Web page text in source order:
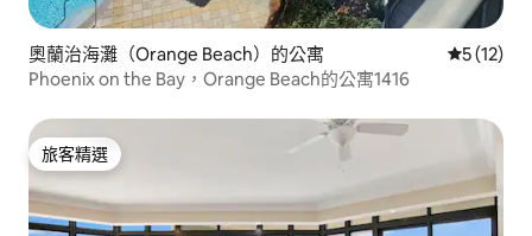
奧蘭治海灘（Orange Beach）的公寓 從 12 則
5 (12)
Phoenix on the Bay，Orange Beach的公寓1416
旅客精選
旅客精選